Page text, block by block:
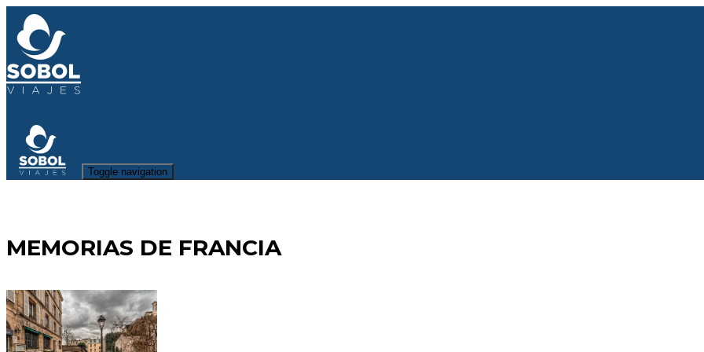
Toggle navigation
MEMORIAS DE FRANCIA